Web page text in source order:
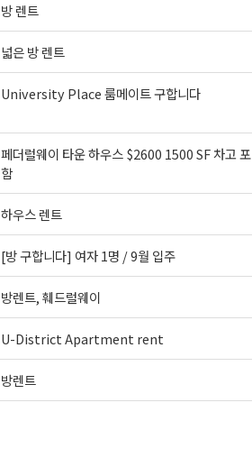
방 렌트
넓은 방 렌트
University Place 룸메이트 구합니다
페더럴웨이 타운 하우스 $2600 1500 SF 차고 포
함
하우스 렌트
[방 구합니다] 여자 1명 / 9월 입주
방렌트, 훼드럴웨이
U-District Apartment rent
방렌트